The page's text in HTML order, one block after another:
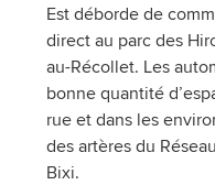
Est déborde de
direct au parc des
au-Récollet. Les
bonne quantité
rue et dans les
des artères du
Bixi.